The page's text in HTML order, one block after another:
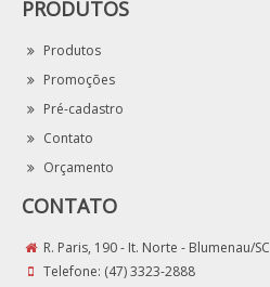
PRODUTOS
Produtos
Promoções
Pré-cadastro
Contato
Orçamento
CONTATO
R. Paris, 190 - It. Norte - Blumenau/SC
Telefone: (47) 3323-2888